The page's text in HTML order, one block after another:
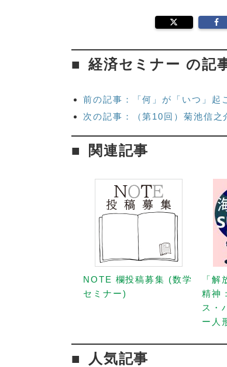
経済セミナー の記
前の記事：「何」が「いつ」起
次の記事：（第10回）菊池信
関連記事
NOTE 欄投稿募集 (数学
セミナー)
「
精神
ス・
ー人
人気記事